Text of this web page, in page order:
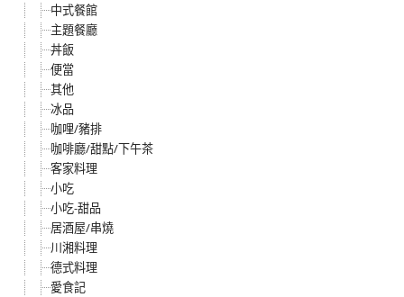
中式餐館
主題餐廳
丼飯
便當
其他
冰品
咖哩/豬排
咖啡廳/甜點/下午茶
客家料理
小吃
小吃-甜品
居酒屋/串燒
川湘料理
德式料理
愛食記